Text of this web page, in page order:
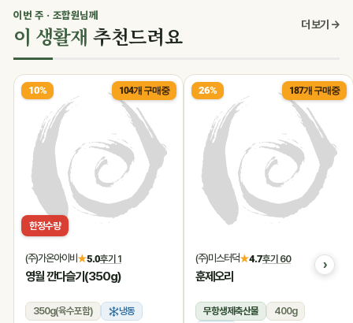
이번 주 · 조합원님께
이 생활재 추천드려요 더 보기 →
10% 104개 구매중
한정수량
(주)가온아이비 ★5.0후기 1
영월 깐다슬기(350g)
350g(육수포함) 냉동
26% 187개 구매중
(주)미스터덕★4.7후기 60
훈제오리
무항생제축산물
400g